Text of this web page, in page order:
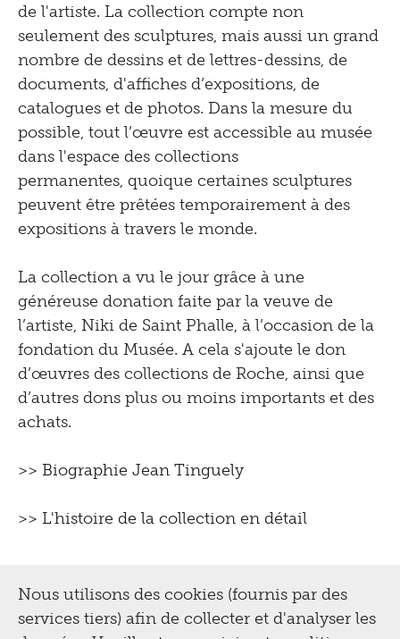
de l'artiste. La collection compte non
seulement des sculptures, mais aussi un grand
nombre de dessins et de lettres-dessins, de
documents, d'affiches d’expositions, de
catalogues et de photos. Dans la mesure du
possible, tout l’œuvre est accessible au musée
dans l'espace des collections
permanentes, quoique certaines sculptures
peuvent être prêtées temporairement à des
expositions à travers le monde.
La collection a vu le jour grâce à une
généreuse donation faite par la veuve de
l’artiste, Niki de Saint Phalle, à l’occasion de la
fondation du Musée. A cela s'ajoute le don
d’œuvres des collections de Roche, ainsi que
d’autres dons plus ou moins importants et des
achats.
>> Biographie Jean Tinguely
>> L'histoire de la collection en détail
Nous utilisons des cookies (fournis par des
services tiers) afin de collecter et d'analyser les